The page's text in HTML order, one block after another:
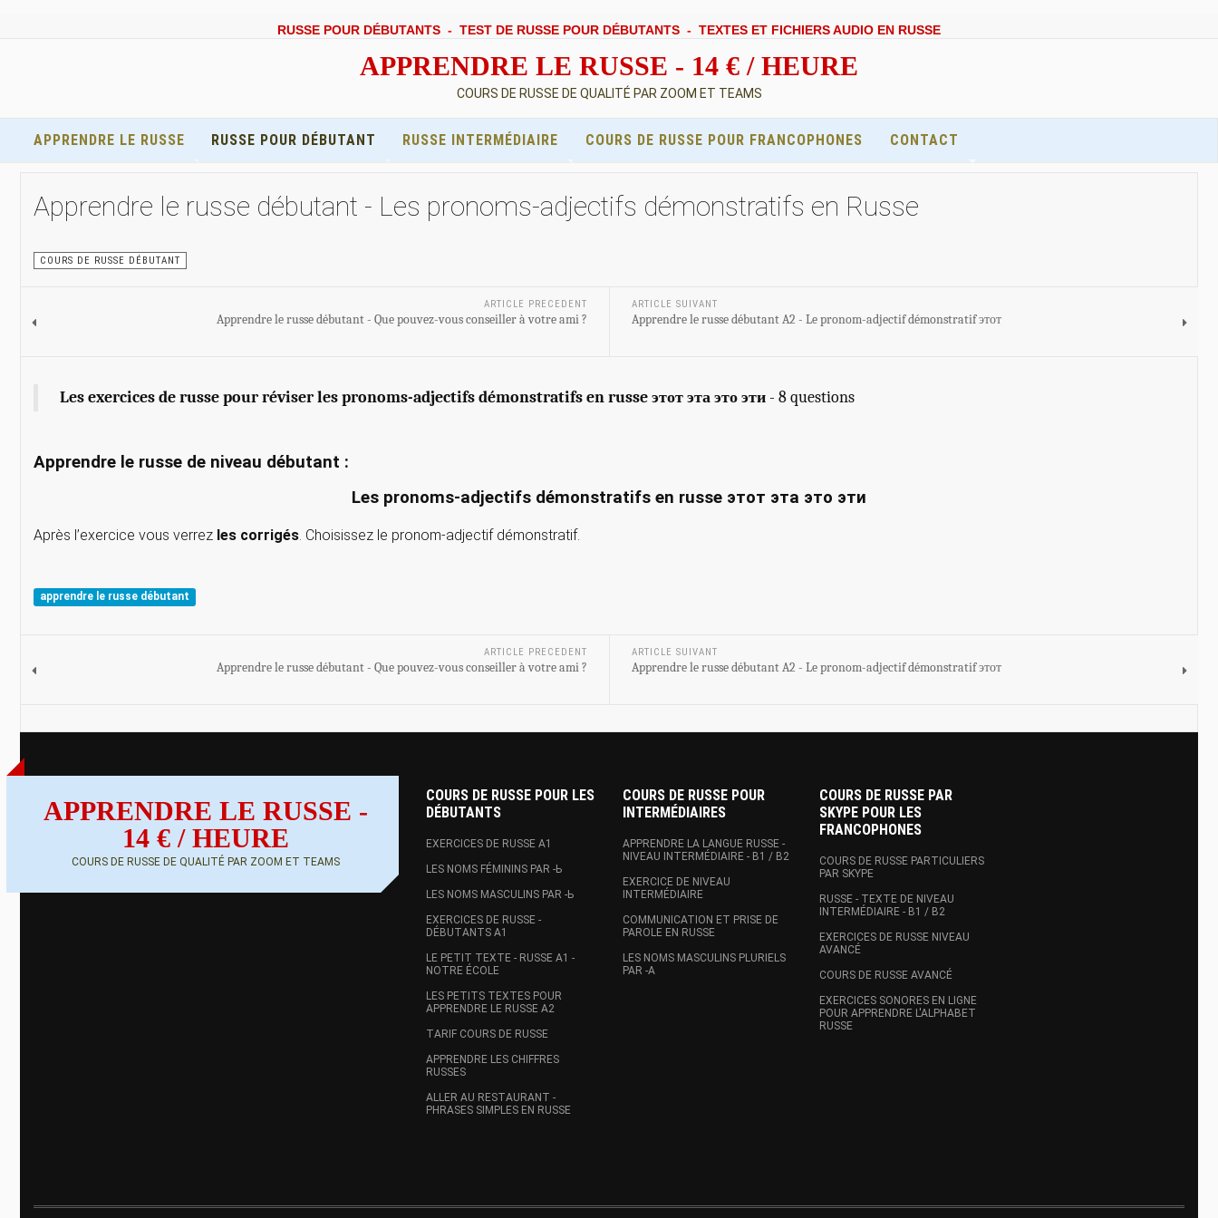
RUSSE POUR DÉBUTANTS - TEST DE RUSSE POUR DÉBUTANTS - TEXTES ET FICHIERS AUDIO EN RUSSE
APPRENDRE LE RUSSE - 14 € / HEURE
COURS DE RUSSE DE QUALITÉ PAR ZOOM ET TEAMS
APPRENDRE LE RUSSE RUSSE POUR DÉBUTANT RUSSE INTERMÉDIAIRE COURS DE RUSSE POUR FRANCOPHONES CONTACT
Apprendre le russe débutant - Les pronoms-adjectifs démonstratifs en Russe
COURS DE RUSSE DÉBUTANT
ARTICLE PRECEDENT
Apprendre le russe débutant - Que pouvez-vous conseiller à votre ami ?
ARTICLE SUIVANT
Apprendre le russe débutant A2 - Le pronom-adjectif démonstratif этот
Les exercices de russe pour réviser les pronoms-adjectifs démonstratifs en russe этот эта это эти - 8 questions
Apprendre le russe de niveau débutant :
Les pronoms-adjectifs démonstratifs en russe этот эта это эти
Après l’exercice vous verrez les corrigés. Choisissez le pronom-adjectif démonstratif.
apprendre le russe débutant
ARTICLE PRECEDENT
Apprendre le russe débutant - Que pouvez-vous conseiller à votre ami ?
ARTICLE SUIVANT
Apprendre le russe débutant A2 - Le pronom-adjectif démonstratif этот
APPRENDRE LE RUSSE -
14 € / HEURE
COURS DE RUSSE DE QUALITÉ PAR ZOOM ET TEAMS
COURS DE RUSSE POUR LES
DÉBUTANTS
EXERCICES DE RUSSE A1
LES NOMS FÉMININS PAR -Ь
LES NOMS MASCULINS PAR -Ь
EXERCICES DE RUSSE -
DÉBUTANTS A1
LE PETIT TEXTE - RUSSE A1 -
NOTRE ÉCOLE
LES PETITS TEXTES POUR
APPRENDRE LE RUSSE A2
TARIF COURS DE RUSSE
APPRENDRE LES CHIFFRES
RUSSES
ALLER AU RESTAURANT -
PHRASES SIMPLES EN RUSSE
COURS DE RUSSE POUR
INTERMÉDIAIRES
APPRENDRE LA LANGUE RUSSE -
NIVEAU INTERMÉDIAIRE - B1 / B2
EXERCICE DE NIVEAU
INTERMÉDIAIRE
COMMUNICATION ET PRISE DE
PAROLE EN RUSSE
LES NOMS MASCULINS PLURIELS
PAR -A
COURS DE RUSSE PAR
SKYPE POUR LES
FRANCOPHONES
COURS DE RUSSE PARTICULIERS
PAR SKYPE
RUSSE - TEXTE DE NIVEAU
INTERMÉDIAIRE - B1 / B2
EXERCICES DE RUSSE NIVEAU
AVANCÉ
COURS DE RUSSE AVANCÉ
EXERCICES SONORES EN LIGNE
POUR APPRENDRE L'ALPHABET
RUSSE